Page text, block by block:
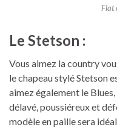
Flat
Le Stetson :
Vous aimez la country
le chapeau stylé Stetson
aimez également le
délavé, poussiéreux et
modèle en paille sera